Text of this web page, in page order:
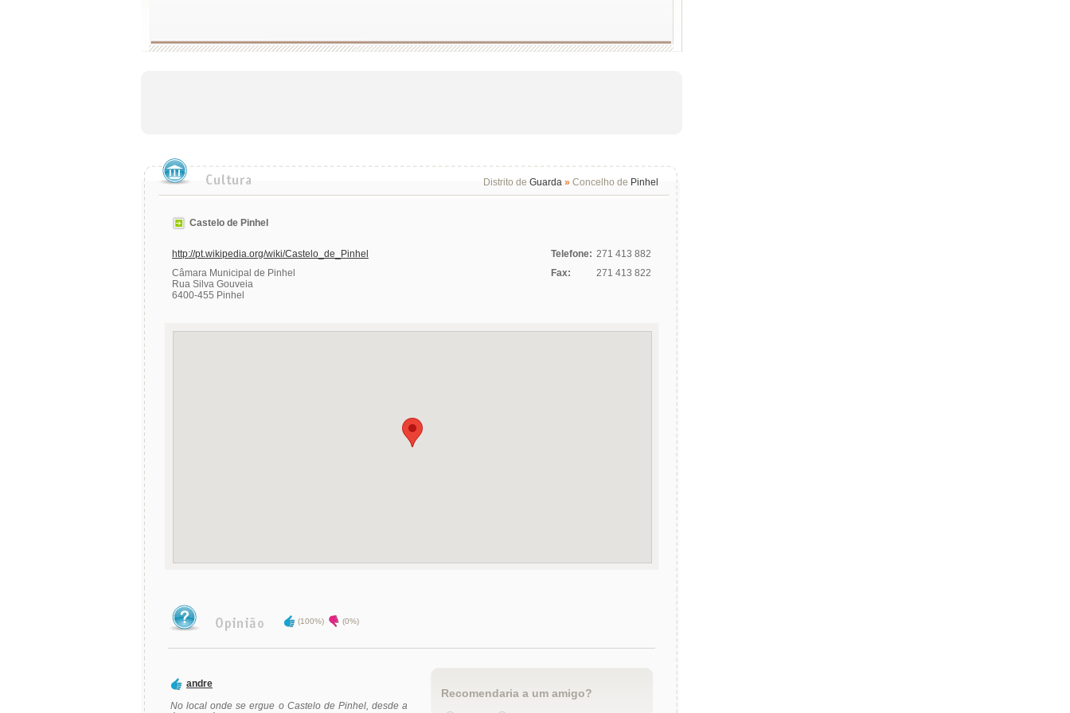
Distrito de Guarda » Concelho de Pinhel
Castelo de Pinhel
http://pt.wikipedia.org/wiki/Castelo_de_Pinhel
Câmara Municipal de Pinhel
Rua Silva Gouveia
6400-455 Pinhel
Telefone: 271 413 882
Fax:
271 413 822
(100%) (0%)
andre
No local onde se ergue o Castelo de Pinhel, desde a
Recomendaria a um amigo?